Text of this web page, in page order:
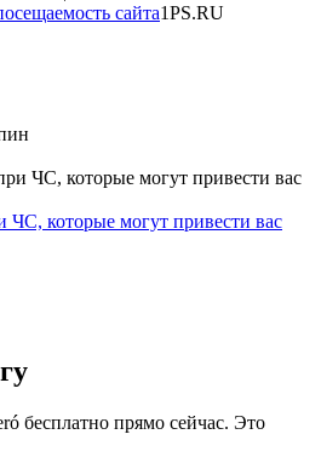
сайта1PS.RU
которые могут привести вас
бесплатно прямо сейчас. Это